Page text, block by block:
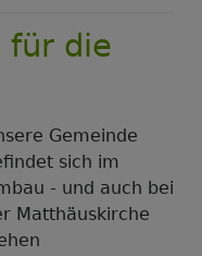
für die
Gemeinde
sich im
- und auch bei
Matthäuskirche